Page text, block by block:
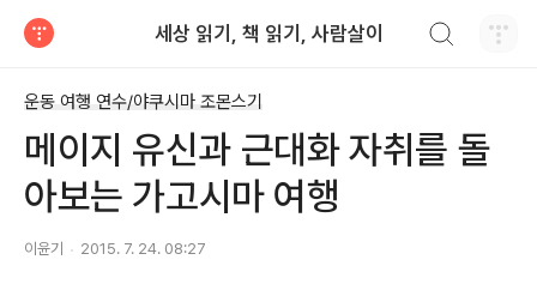
세상 읽기, 책 읽기, 사람살이
운동 여행 연수/야쿠시마 조몬스기
메이지 유신과 근대화 자취를 돌
아보는 가고시마 여행
이윤기 2015. 7. 24. 08:27